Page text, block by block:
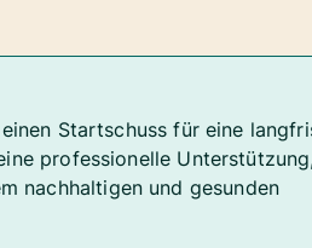
Startschuss für eine
professionelle
nachhaltigen und gesunden